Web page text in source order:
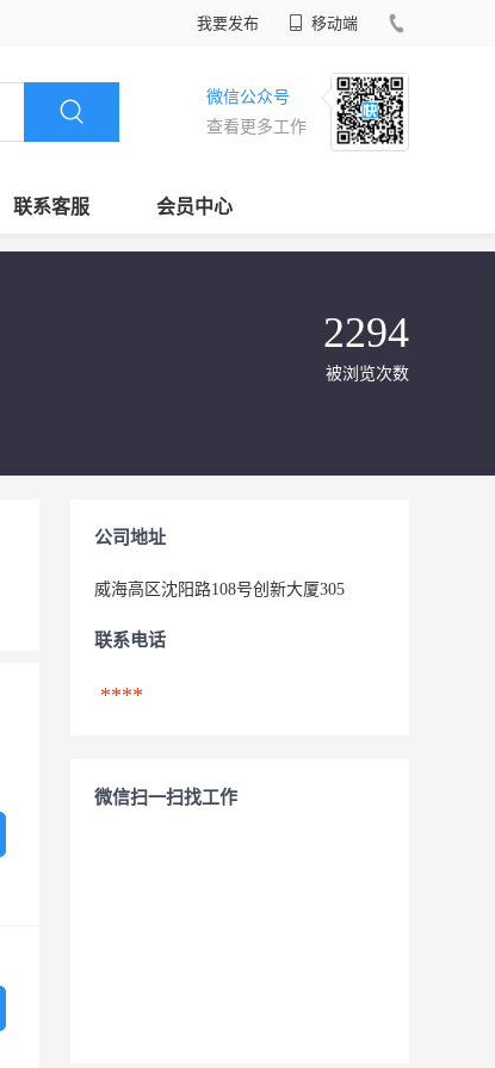
我要发布 移动端
微信公众号
查看更多工作
联系客服 会员中心
2294
被浏览次数
公司地址
威海高区沈阳路108号创新大厦305
联系电话
****
微信扫一扫找工作